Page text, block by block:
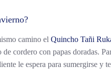
camino el Quincho Tañi
cordero con papas doradas.
le espera para sumergirse y